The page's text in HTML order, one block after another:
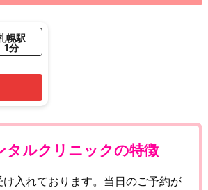
幌駅
1分
タルクリニックの特徴
入れております。当日のご予約が